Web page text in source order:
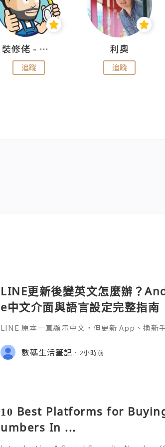
裝修佬 - 香港一站式網上裝修平台
追蹤
利奧
追蹤
LINE更新後變英文怎麼辦？
e中文介面與語言設定完整指南
LINE 原本一直顯示中文，但更新 App、換新
並不少見。數碼生活筆記 2小時前
10 Best Platforms for
umbers In ...